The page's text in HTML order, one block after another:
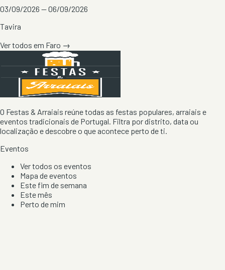
03/09/2026 — 06/09/2026
Tavira
Ver todos em Faro →
O Festas & Arraiais reúne todas as festas populares, arraiais e
eventos tradicionais de Portugal. Filtra por distrito, data ou
localização e descobre o que acontece perto de ti.
Eventos
Ver todos os eventos
Mapa de eventos
Este fim de semana
Este mês
Perto de mim